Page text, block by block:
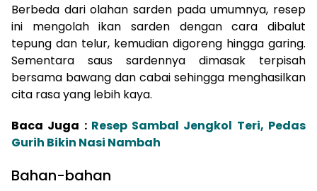
Berbeda dari olahan sarden pada umumnya, resep
ini mengolah ikan sarden dengan cara dibalut
tepung dan telur, kemudian digoreng hingga garing.
Sementara saus sardennya dimasak terpisah
bersama bawang dan cabai sehingga menghasilkan
cita rasa yang lebih kaya.
Baca Juga : Resep Sambal Jengkol Teri, Pedas
Gurih Bikin Nasi Nambah
Bahan-bahan